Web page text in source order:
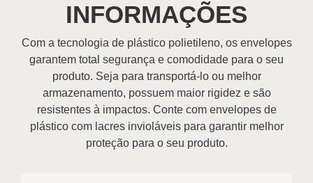
INFORMAÇÕES
Com a tecnologia de plástico polietileno, os envelopes
garantem total segurança e comodidade para o seu
produto. Seja para transportá-lo ou melhor
armazenamento, possuem maior rigidez e são
resistentes à impactos. Conte com envelopes de
plástico com lacres invioláveis para garantir melhor
proteção para o seu produto.